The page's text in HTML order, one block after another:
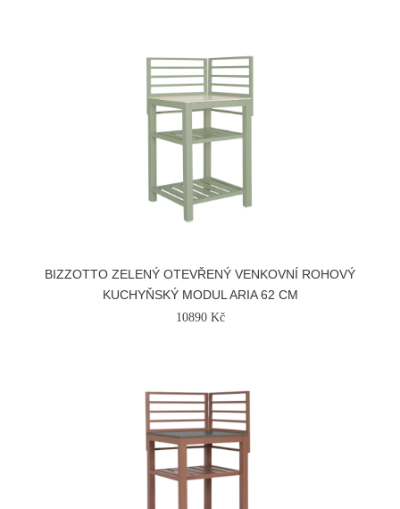
BIZZOTTO ZELENÝ OTEVŘENÝ VENKOVNÍ ROHOVÝ
KUCHYŇSKÝ MODUL ARIA 62 CM
10890 Kč